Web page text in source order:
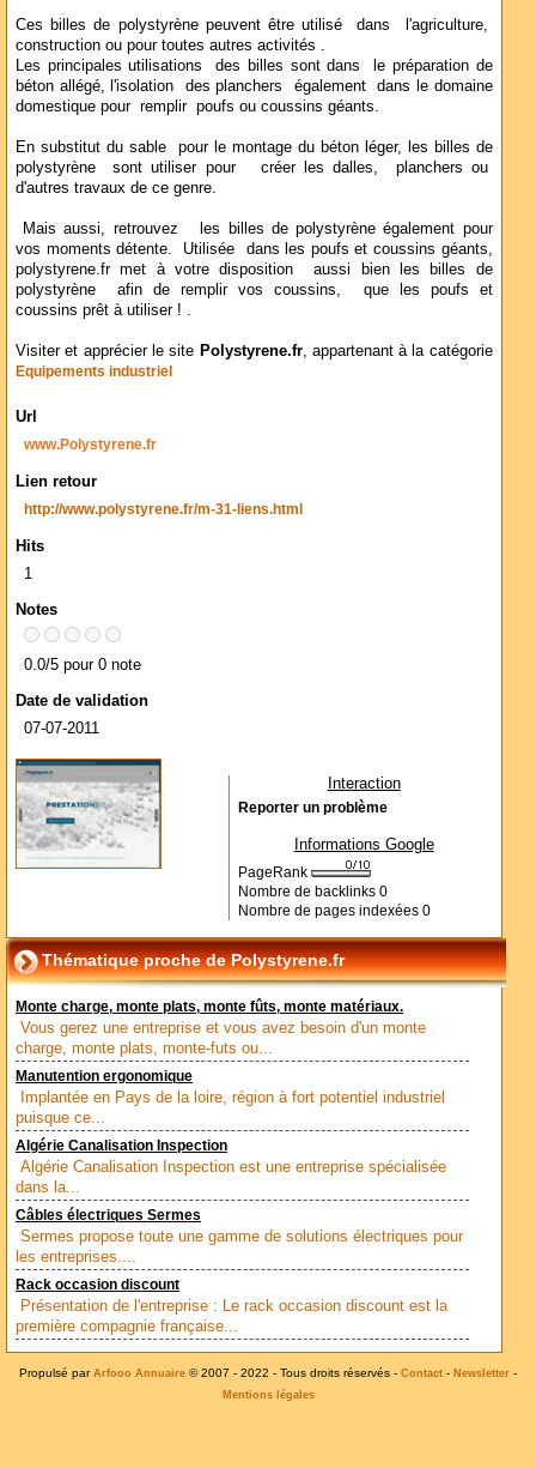
Ces billes de polystyrène peuvent être utilisé dans l'agriculture,
construction ou pour toutes autres activités .
Les principales utilisations des billes sont dans le préparation de
béton allégé, l'isolation des planchers également dans le domaine
domestique pour remplir poufs ou coussins géants.
En substitut du sable pour le montage du béton léger, les billes de
polystyrène sont utiliser pour créer les dalles, planchers ou
d'autres travaux de ce genre.
Mais aussi, retrouvez les billes de polystyrène également pour
vos moments détente. Utilisée dans les poufs et coussins géants,
polystyrene.fr met à votre disposition aussi bien les billes de
polystyrène afin de remplir vos coussins, que les poufs et
coussins prêt à utiliser ! .
Visiter et apprécier le site Polystyrene.fr, appartenant à la catégorie
Equipements industriel
Url
www.Polystyrene.fr
Lien retour
http://www.polystyrene.fr/m-31-liens.html
Hits
1
Notes
0.0/5 pour 0 note
Date de validation
07-07-2011
Interaction
Reporter un problème
Informations Google
PageRank
Nombre de backlinks 0
Nombre de pages indexées 0
Thématique proche de Polystyrene.fr
Monte charge, monte plats, monte fûts, monte matériaux.
Vous gerez une entreprise et vous avez besoin d'un monte
charge, monte plats, monte-futs ou...
Manutention ergonomique
Implantée en Pays de la loire, région à fort potentiel industriel
puisque ce...
Algérie Canalisation Inspection
Algérie Canalisation Inspection est une entreprise spécialisée
dans la...
Câbles électriques Sermes
Sermes propose toute une gamme de solutions électriques pour
les entreprises....
Rack occasion discount
Présentation de l'entreprise : Le rack occasion discount est la
première compagnie française...
Propulsé par Arfooo Annuaire © 2007 - 2022 - Tous droits réservés - Contact - Newsletter -
Mentions légales